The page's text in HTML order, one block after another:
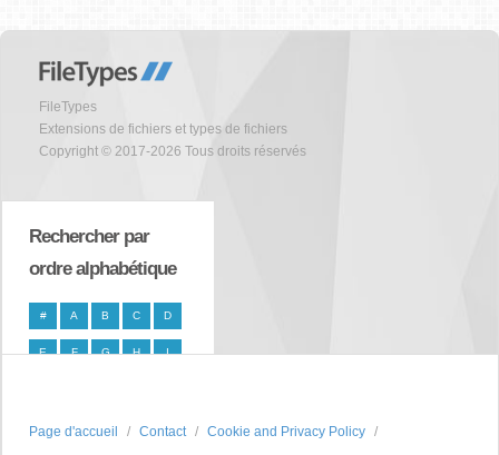
FileTypes
Extensions de fichiers et types de fichiers
Copyright © 2017-2026 Tous droits réservés
Rechercher par
ordre alphabétique
# A B C D
E F G H I
P S
Page d'accueil Contact Cookie and Privacy Policy